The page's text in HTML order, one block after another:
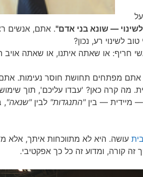
— שונא בני אדם". אתם, אנשים
לשינוי רע, נכון?
חריף: או שאתה איתנו, או שאתה אויב
אתם מפתחים תחושת חוסר נעימות.
מה קרה כאן? 'עבדו עליכם', תוך
מיידית — בין"התנגדות" לבין"שנאה",
עושה. היא לא מתווכחות איתך, אלא
קורה, ומדוע זה כל כך אפקטיבי.